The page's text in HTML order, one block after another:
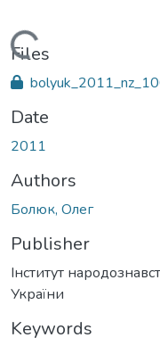
Loading...
Files
Date
2011
Authors
Болюк, Олег
Publisher
Інститут
України
Keywords